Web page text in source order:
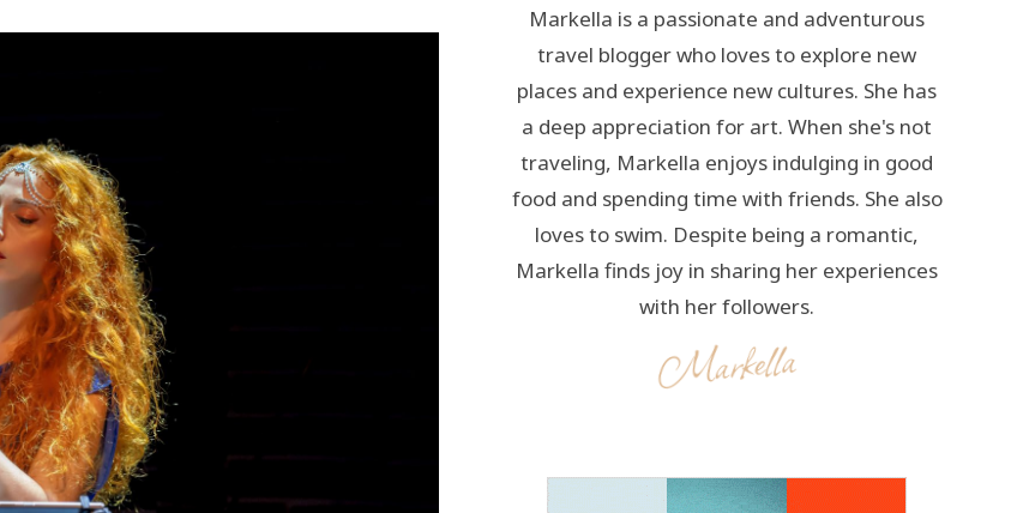
Markella is a passionate and adventurous
travel blogger who loves to explore new
places and experience new cultures. She has
a deep appreciation for art. When she's not
traveling, Markella enjoys indulging in good
food and spending time with friends. She also
loves to swim. Despite being a romantic,
Markella finds joy in sharing her experiences
with her followers.